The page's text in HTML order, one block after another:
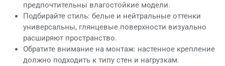
предпочтительны влагостойкие модели.
Подбирайте стиль: белые и нейтральные оттенки
универсальны, глянцевые поверхности визуально
расширяют пространство.
Обратите внимание на монтаж: настенное крепление
должно подходить к типу стен и нагрузкам.